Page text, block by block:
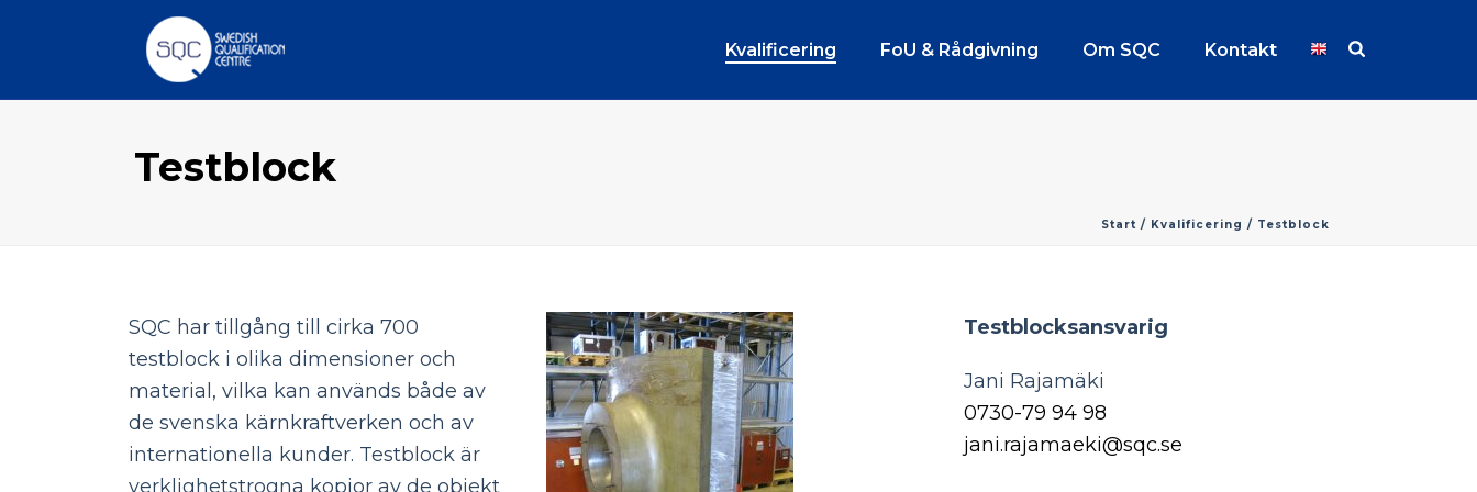
Kvalificering FoU & Rådgivning Om SQC Kontakt EN
Testblock
Start / Kvalificering / Testblock
SQC har tillgång till cirka 700
testblock i olika dimensioner och
material, vilka kan används både av
de svenska kärnkraftverken och av
internationella kunder. Testblock är
verklighetstrogna kopior av de objekt
Testblocksansvarig
Jani Rajamäki
0730-79 94 98
jani.rajamaeki@sqc.se